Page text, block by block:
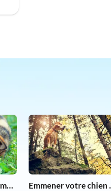
Emmener votre animal en vacances